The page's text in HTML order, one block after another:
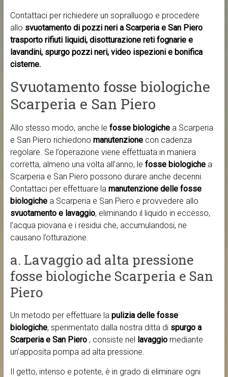
Contattaci per richiedere un sopralluogo e procedere
allo svuotamento di pozzi neri a Scarperia e San Piero
trasporto rifiuti liquidi, disotturazione reti fognarie e
lavandini, spurgo pozzi neri, video ispezioni e bonifica
cisterne.
Svuotamento fosse biologiche
Scarperia e San Piero
Allo stesso modo, anche le fosse biologichea Scarperia
e San Piero richiedono manutenzionecon cadenza
regolare. Se l’operazione viene effettuata in maniera
corretta, almeno una volta all’anno, le fosse biologichea
Scarperia e San Piero possono durare anche decenni.
Contattaci per effettuare la manutenzione delle fosse
biologichea Scarperia e San Piero e provvedere allo
svuotamento e lavaggio, eliminando il liquido in eccesso,
l’acqua piovana e i residui che, accumulandosi, ne
causano l’otturazione.
a. Lavaggio ad alta pressione
fosse biologiche Scarperia e San
Piero
Un metodo per effettuare la pulizia delle fosse
biologiche, sperimentato dalla nostra ditta di spurgo a
Scarperia e San Piero , consiste nel lavaggiomediante
un’apposita pompa ad alta pressione.
Il getto, intenso e potente, è in grado di eliminare ogni